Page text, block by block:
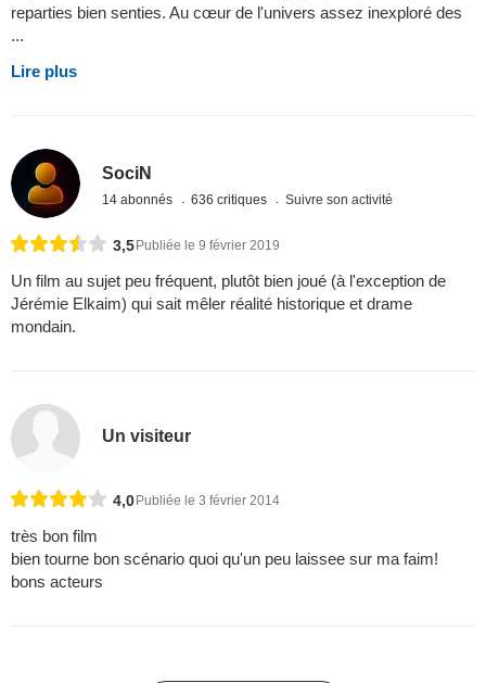
reparties bien senties. Au cœur de l'univers assez inexploré des
...
Lire plus
SociN
14 abonnés 636 critiques Suivre son activité
3,5Publiée le 9 février 2019
Un film au sujet peu fréquent, plutôt bien joué (à l'exception de
Jérémie Elkaim) qui sait mêler réalité historique et drame
mondain.
Un visiteur
4,0 Publiée le 3 février 2014
très bon film
bien tourne bon scénario quoi qu'un peu laissee sur ma faim!
bons acteurs